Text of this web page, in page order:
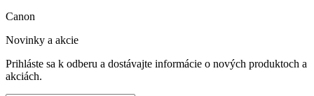
Canon
Novinky a akcie
Prihláste sa k odberu a dostávajte informácie o nových produktoch a
akciách.